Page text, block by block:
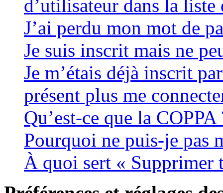
d’utilisateur dans la
J’ai perdu mon mot de
Je suis inscrit mais ne
Je m’étais déjà inscrit
présent plus me
Qu’est-ce que la COPPA
Pourquoi ne puis-je pas
À quoi sert « Supprimer